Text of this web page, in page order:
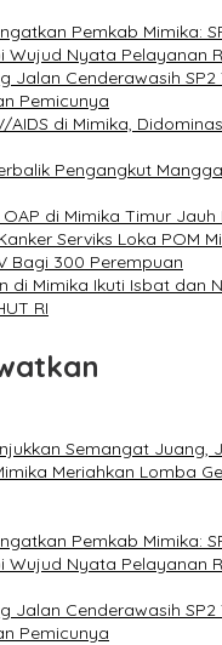
Pemkab Mimika:
Wujud Nyata Pelayanan
Jalan Cenderawasih SP2
Pemicunya
AIDS di Mimika,
Pengangkut
di Mimika Timur Jauh
Serviks Loka POM
Bagi 300 Perempuan
di Mimika Ikuti Isbat dan
RI
Semangat Juang,
Meriahkan Lomba
Pemkab Mimika:
Wujud Nyata Pelayanan
Jalan Cenderawasih SP2
Pemicunya